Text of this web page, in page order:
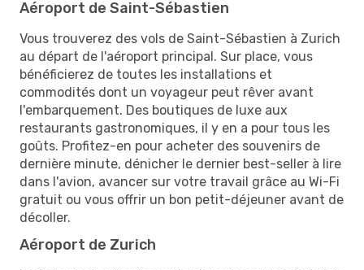
Aéroport de Saint-Sébastien
Vous trouverez des vols de Saint-Sébastien à Zurich
au départ de l'aéroport principal. Sur place, vous
bénéficierez de toutes les installations et
commodités dont un voyageur peut rêver avant
l'embarquement. Des boutiques de luxe aux
restaurants gastronomiques, il y en a pour tous les
goûts. Profitez-en pour acheter des souvenirs de
dernière minute, dénicher le dernier best-seller à lire
dans l'avion, avancer sur votre travail grâce au Wi-Fi
gratuit ou vous offrir un bon petit-déjeuner avant de
décoller.
Aéroport de Zurich